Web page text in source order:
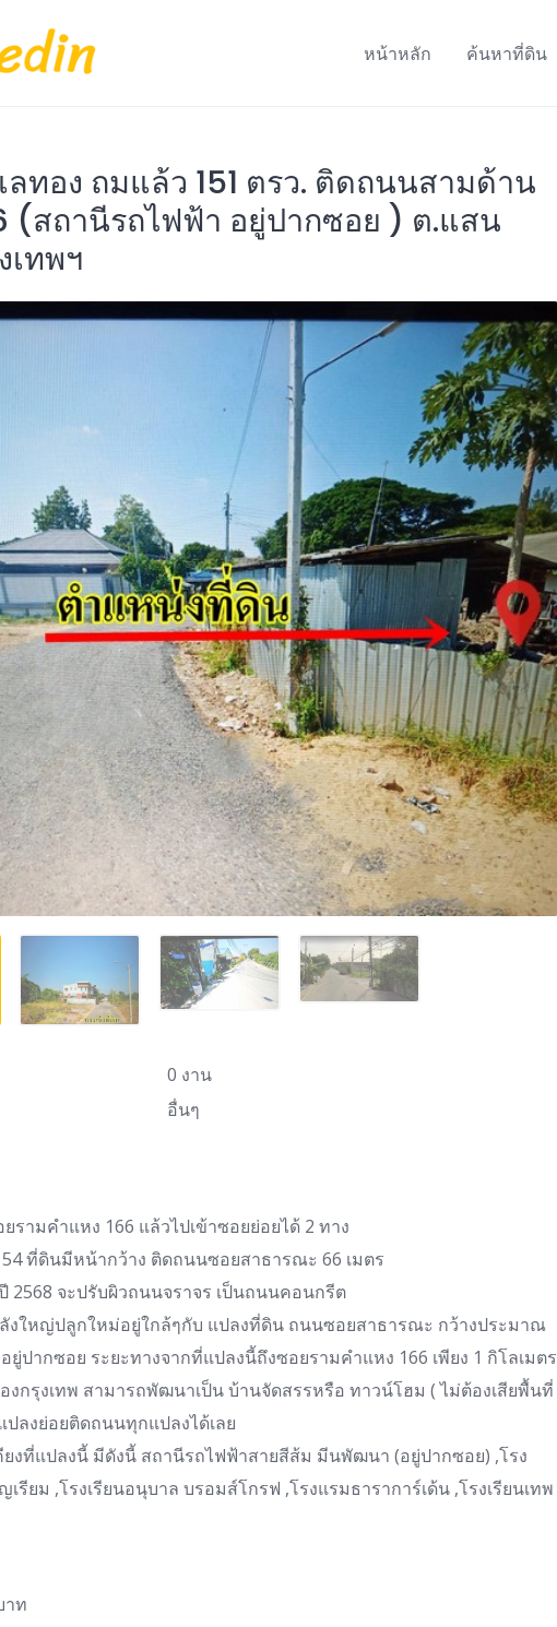
หน้าหลัก ค้นหาที่ดิน
ทอง ถมแล้ว 151 ตรว. ติดถนนสามด้าน
(สถานีรถไฟฟ้า อยู่ปากซอย ) ต.แสน
ทพฯ
0 งาน
อื่นๆ
รามคำแหง 166 แล้วไปเข้าซอยย่อยได้ 2 ทาง
ที่ดินมีหน้ากว้าง ติดถนนซอยสาธารณะ 66 เมตร
2568 จะปรับผิวถนนจราจร เป็นถนนคอนกรีต
งใหญ่ปลูกใหม่อยู่ใกล้ๆกับ แปลงที่ดิน ถนนซอยสาธารณะ กว้างประมาณ
ปากซอย ระยะทางจากที่แปลงนี้ถึงซอยรามคำแหง 166 เพียง 1 กิโลเมตร
งกรุงเทพ สามารถพัฒนาเป็น บ้านจัดสรรหรือ ทาวน์โฮม ( ไม่ต้องเสียพื้นที่
ลงย่อยติดถนนทุกแปลงได้เลย
งที่แปลงนี้ มีดังนี้ สถานีรถไฟฟ้าสายสีส้ม มีนพัฒนา (อยู่ปากซอย) ,โรง
ยม ,โรงเรียนอนุบาล บรอมส์โกรฟ ,โรงแรมธาราการ์เด้น ,โรงเรียนเทพ
าท